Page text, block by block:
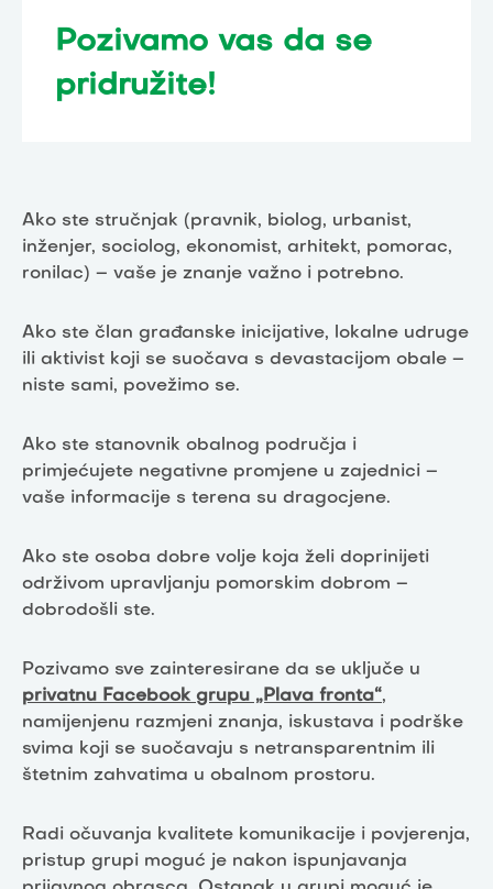
Pozivamo vas da se
pridružite!
Ako ste stručnjak (pravnik, biolog, urbanist,
inženjer, sociolog, ekonomist, arhitekt, pomorac,
ronilac) – vaše je znanje važno i potrebno.
Ako ste član građanske inicijative, lokalne udruge
ili aktivist koji se suočava s devastacijom obale –
niste sami, povežimo se.
Ako ste stanovnik obalnog područja i
primjećujete negativne promjene u zajednici –
vaše informacije s terena su dragocjene.
Ako ste osoba dobre volje koja želi doprinijeti
održivom upravljanju pomorskim dobrom –
dobrodošli ste.
Pozivamo sve zainteresirane da se uključe u
privatnu Facebook grupu „Plava fronta“,
namijenjenu razmjeni znanja, iskustava i podrške
svima koji se suočavaju s netransparentnim ili
štetnim zahvatima u obalnom prostoru.
Radi očuvanja kvalitete komunikacije i povjerenja,
pristup grupi moguć je nakon ispunjavanja